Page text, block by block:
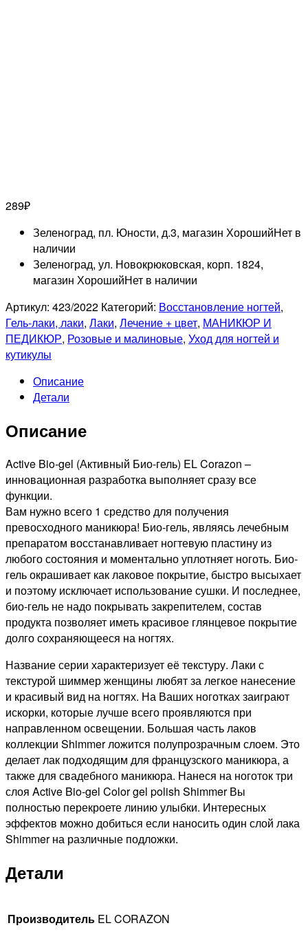
289₽
Зеленоград, пл. Юности, д.3, магазин ХорошийНет в
наличии
Зеленоград, ул. Новокрюковская, корп. 1824,
магазин ХорошийНет в наличии
Артикул: 423/2022 Категорий: Восстановление ногтей,
Гель-лаки, лаки, Лаки, Лечение + цвет, МАНИКЮР И
ПЕДИКЮР, Розовые и малиновые, Уход для ногтей и
кутикулы
Описание
Детали
Описание
Active Bio-gel (Активный Био-гель) EL Corazon –
инновационная разработка выполняет сразу все
функции.
Вам нужно всего 1 средство для получения
превосходного маникюра! Био-гель, являясь лечебным
препаратом восстанавливает ногтевую пластину из
любого состояния и моментально уплотняет ноготь. Био-
гель окрашивает как лаковое покрытие, быстро высыхает
и поэтому исключает использование сушки. И последнее,
био-гель не надо покрывать закрепителем, состав
продукта позволяет иметь красивое глянцевое покрытие
долго сохраняющееся на ногтях.
Название серии характеризует её текстуру. Лаки с
текстурой шиммер женщины любят за легкое нанесение
и красивый вид на ногтях. На Ваших ноготках заиграют
искорки, которые лучше всего проявляются при
направленном освещении. Большая часть лаков
коллекции Shimmer ложится полупрозрачным слоем. Это
делает лак подходящим для французского маникюра, а
также для свадебного маникюра. Нанеся на ноготок три
слоя Active Bio-gel Color gel polish Shimmer Вы
полностью перекроете линию улыбки. Интересных
эффектов можно добиться если наносить один слой лака
Shimmer на различные подложки.
Детали
Производитель EL CORAZON